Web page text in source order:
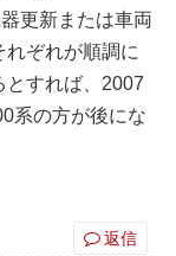
更新または車両
ぞれが順調に
とすれば、2007
系の方が後にな
返信